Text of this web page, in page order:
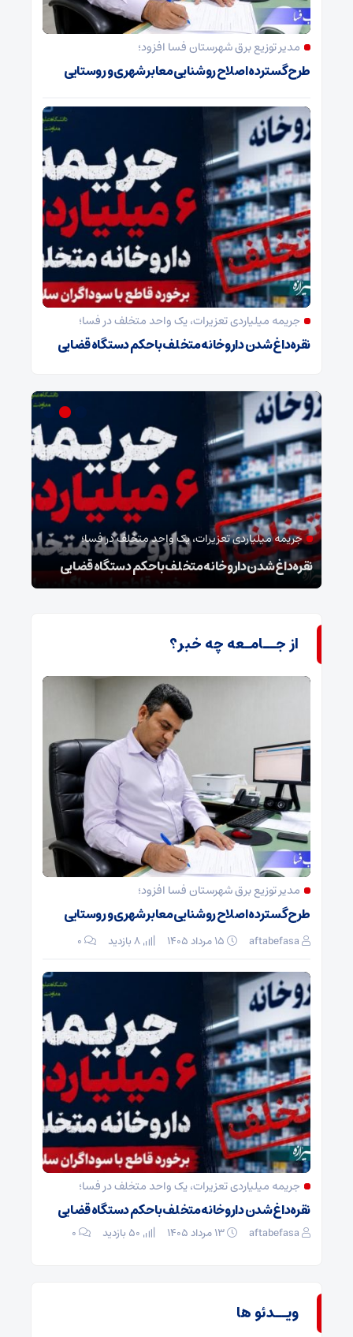
مدیر توزیع برق شهرستان فسا افزود؛
طرح گسترده اصلاح روشنایی معابر شهری و روستایی
جریمه میلیاردی تعزیرات، یک واحد متخلف در فسا؛
نقره‌داغ شدن داروخانه متخلف با حکم دستگاه قضایی
جریمه میلیاردی تعزیرات، یک واحد متخلف در فسا؛
نقره‌داغ شدن داروخانه متخلف با حکم دستگاه قضایی
از جــامـعه چه خبر؟
مدیر توزیع برق شهرستان فسا افزود؛
طرح گسترده اصلاح روشنایی معابر شهری و روستایی
aftabefasa ۰
جریمه میلیاردی تعزیرات، یک واحد متخلف در فسا؛
نقره‌داغ شدن داروخانه متخلف با حکم دستگاه قضایی
aftabefasa ۰
ویــدئو ها